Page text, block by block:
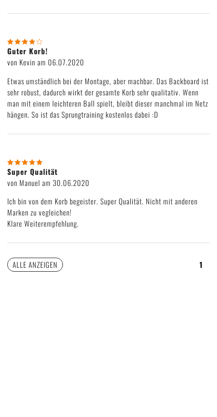
Guter Korb!
von Kevin am 06.07.2020
Etwas umständlich bei der Montage, aber machbar. Das Backboard ist
sehr robust, dadurch wirkt der gesamte Korb sehr qualitativ. Wenn
man mit einem leichteren Ball spielt, bleibt dieser manchmal im Netz
hängen. So ist das Sprungtraining kostenlos dabei :D
Super Qualität
von Manuel am 30.06.2020
Ich bin von dem Korb begeister. Super Qualität. Nicht mit anderen
Marken zu vegleichen!
Klare Weiterempfehlung.
ALLE ANZEIGEN 1